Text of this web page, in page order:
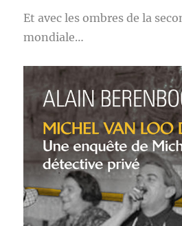
Et avec les ombres de la
mondiale…